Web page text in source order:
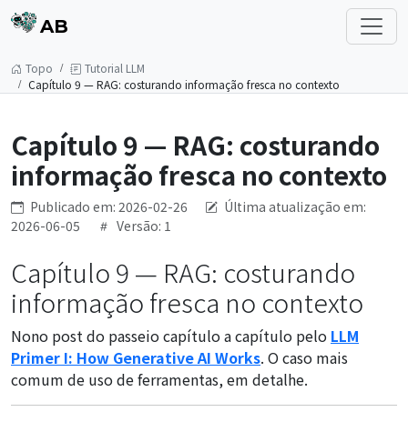
AB
Topo
Tutorial LLM
Capítulo 9 — RAG: costurando informação fresca no contexto
Capítulo 9 — RAG: costurando
informação fresca no contexto
Publicado em: 2026-02-26
Última atualização em:
2026-06-05
Versão: 1
Capítulo 9 — RAG: costurando
informação fresca no contexto
Nono post do passeio capítulo a capítulo pelo LLM
Primer I: How Generative AI Works. O caso mais
comum de uso de ferramentas, em detalhe.